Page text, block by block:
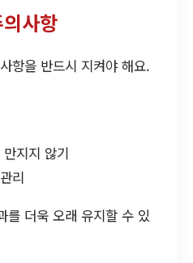
사항
항을 반드시 지켜야 해요.
지지 않기
리
를 더욱 오래 유지할 수 있